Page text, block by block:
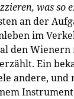
was so
an der
im
den
erzählt. Ein
andere, und